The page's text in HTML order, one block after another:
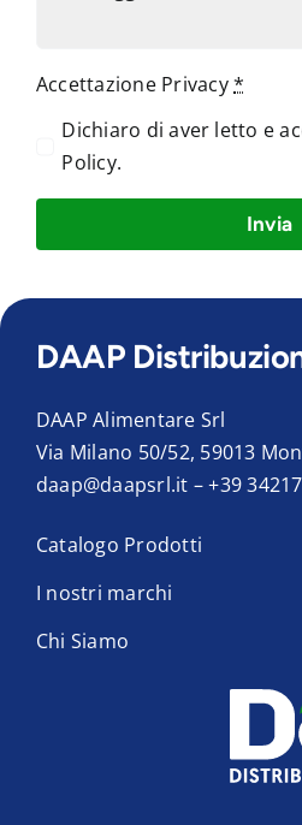
Accettazione Privacy*
Dichiaro di aver letto e
Policy.
Invia
DAAP
DAAP Alimentare Srl
Via Milano 50/52, 59013
daap@daapsrl.it –+39
Catalogo Prodotti
I nostri marchi
Chi Siamo